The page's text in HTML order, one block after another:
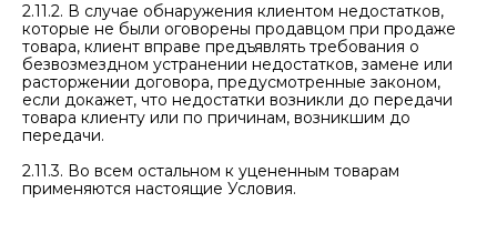
2.11.2. В случае обнаружения клиентом недостатков,
которые не были оговорены продавцом при продаже
товара, клиент вправе предъявлять требования о
безвозмездном устранении недостатков, замене или
расторжении договора, предусмотренные законом,
если докажет, что недостатки возникли до передачи
товара клиенту или по причинам, возникшим до
передачи.
2.11.3. Во всем остальном к уцененным товарам
применяются настоящие Условия.